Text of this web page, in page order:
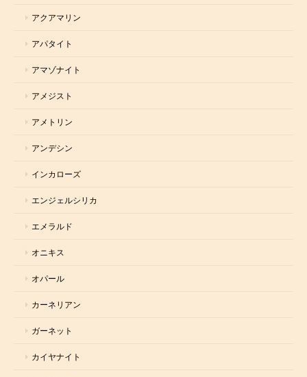
アクアマリン
アパタイト
アマゾナイト
アメジスト
アメトリン
アンデシン
インカローズ
エンジェルシリカ
エメラルド
オニキス
オパール
カーネリアン
ガーネット
カイヤナイト